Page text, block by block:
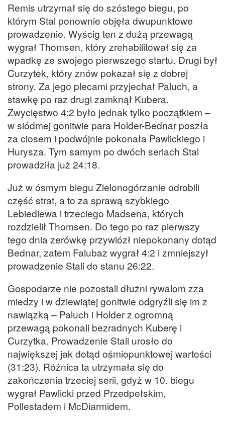
Remis utrzymał się do szóstego biegu, po
którym Stal ponownie objęła dwupunktowe
prowadzenie. Wyścig ten z dużą przewagą
wygrał Thomsen, który zrehabilitował się za
wpadkę ze swojego pierwszego startu. Drugi był
Curzytek, który znów pokazał się z dobrej
strony. Za jego plecami przyjechał Paluch, a
stawkę po raz drugi zamknął Kubera.
Zwycięstwo 4:2 było jednak tylko początkiem –
w siódmej gonitwie para Holder-Bednar poszła
za ciosem i podwójnie pokonała Pawlickiego i
Hurysza. Tym samym po dwóch seriach Stal
prowadziła już 24:18.
Już w ósmym biegu Zielonogórzanie odrobili
część strat, a to za sprawą szybkiego
Lebiediewa i trzeciego Madsena, których
rozdzielił Thomsen. Do tego po raz pierwszy
tego dnia zerówkę przywiózł niepokonany dotąd
Bednar, zatem Falubaz wygrał 4:2 i zmniejszył
prowadzenie Stali do stanu 26:22.
Gospodarze nie pozostali dłużni rywalom zza
miedzy i w dziewiątej gonitwie odgryźli się im z
nawiązką – Paluch i Holder z ogromną
przewagą pokonali bezradnych Kuberę i
Curzytka. Prowadzenie Stali urosło do
największej jak dotąd ośmiopunktowej wartości
(31:23). Różnica ta utrzymała się do
zakończenia trzeciej serii, gdyż w 10. biegu
wygrał Pawlicki przed Przedpełskim,
Pollestadem i McDiarmidem.